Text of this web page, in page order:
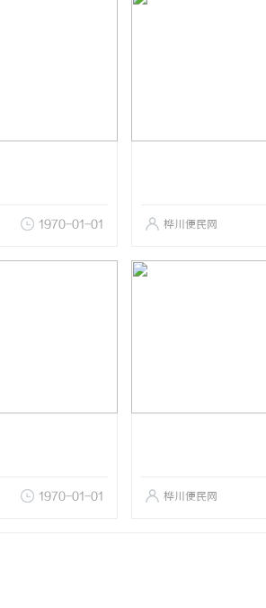
1970-01-01 桦川便民网
1970-01-01 桦川便民网